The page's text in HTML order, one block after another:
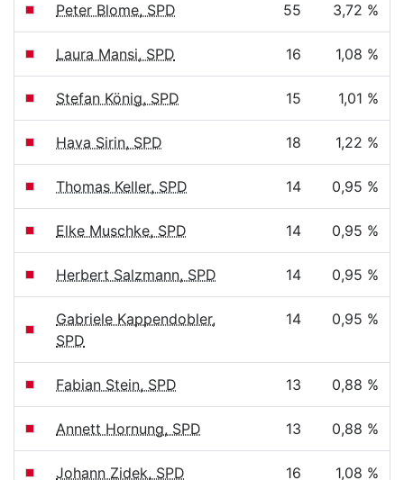
Peter Blome, SPD 55 3,72 %
Laura Mansi, SPD 16 1,08 %
Stefan König, SPD 15 1,01 %
Hava Sirin, SPD 18 1,22 %
Thomas Keller, SPD 14 0,95 %
Elke Muschke, SPD 14 0,95 %
Herbert Salzmann, SPD 14 0,95 %
Gabriele Kappendobler,
SPD
14 0,95 %
Fabian Stein, SPD 13 0,88 %
Annett Hornung, SPD 13 0,88 %
Johann Zidek, SPD 16 1,08 %